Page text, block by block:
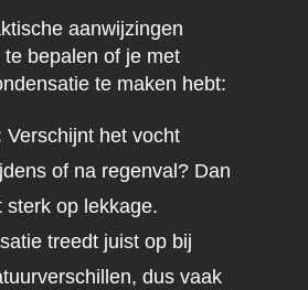
aanwijzingen
te bepalen of je met
te maken hebt:
Verschijnt het vocht
of na regenval? Dan
sterk op lekkage.
treedt juist op bij
dus vaak